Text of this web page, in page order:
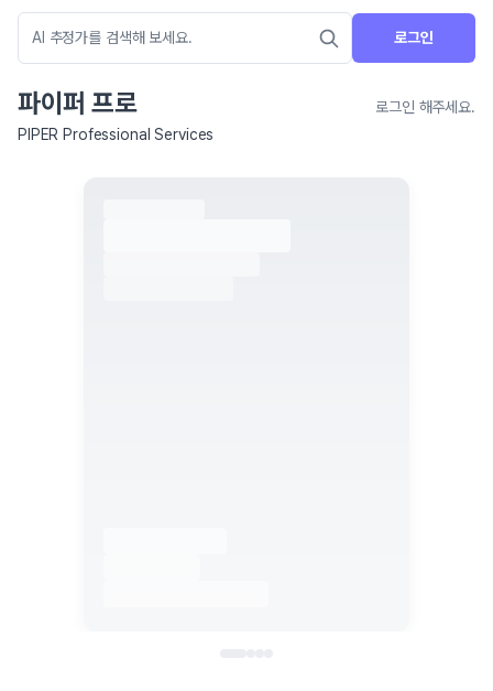
로그인
파이퍼 프로
로그인 해주세요.
PIPER Professional Services